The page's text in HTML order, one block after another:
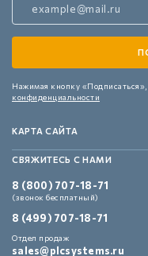
Нажимая кнопку «Подписаться»,
конфиденциальности
КАРТА САЙТА
СВЯЖИТЕСЬ С НАМИ
8 (800) 707-18-71
(звонок бесплатный)
8 (499) 707-18-71
Отдел продаж
sales@plcsystems.ru